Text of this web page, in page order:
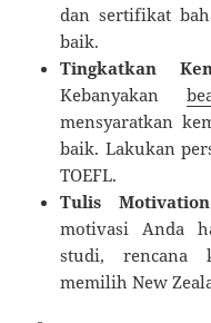
dan sertifikat
baik.
Tingkatkan
Kebanyakan
mensyaratkan
baik. Lakukan
TOEFL.
Tulis
motivasi Anda
studi, rencana
memilih New